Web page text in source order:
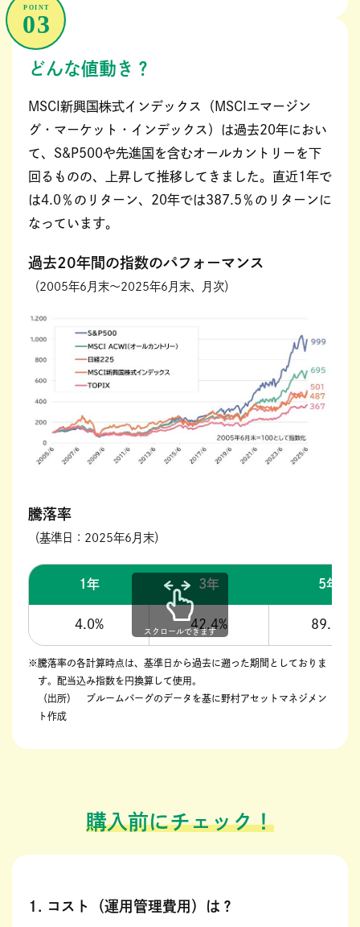
どんな値動き？
MSCI新興国株式インデックス（MSCIエマージン
グ・マーケット・インデックス）は過去20年におい
て、S&P500や先進国を含むオールカントリーを下
回るものの、上昇して推移してきました。直近1年で
は4.0％のリターン、20年では387.5％のリターンに
なっています。
過去20年間の指数のパフォーマンス
（2005年6月末～2025年6月末、月次）
騰落率
（基準日：2025年6月末）
1年 3年 5年
4.0% 42.4% 89.9%
スクロールできます
※騰落率の各計算時点は、基準日から過去に遡った期間としておりま
す。配当込み指数を円換算して使用。
（出所） ブルームバーグのデータを基に野村アセットマネジメン
ト作成
購入前にチェック！
1. コスト（運用管理費用）は？